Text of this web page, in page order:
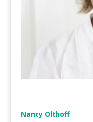
Nancy Olthoff